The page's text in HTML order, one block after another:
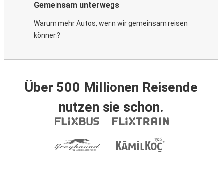
Gemeinsam unterwegs
Warum mehr Autos, wenn wir gemeinsam reisen
können?
Über 500 Millionen Reisende
nutzen sie schon.